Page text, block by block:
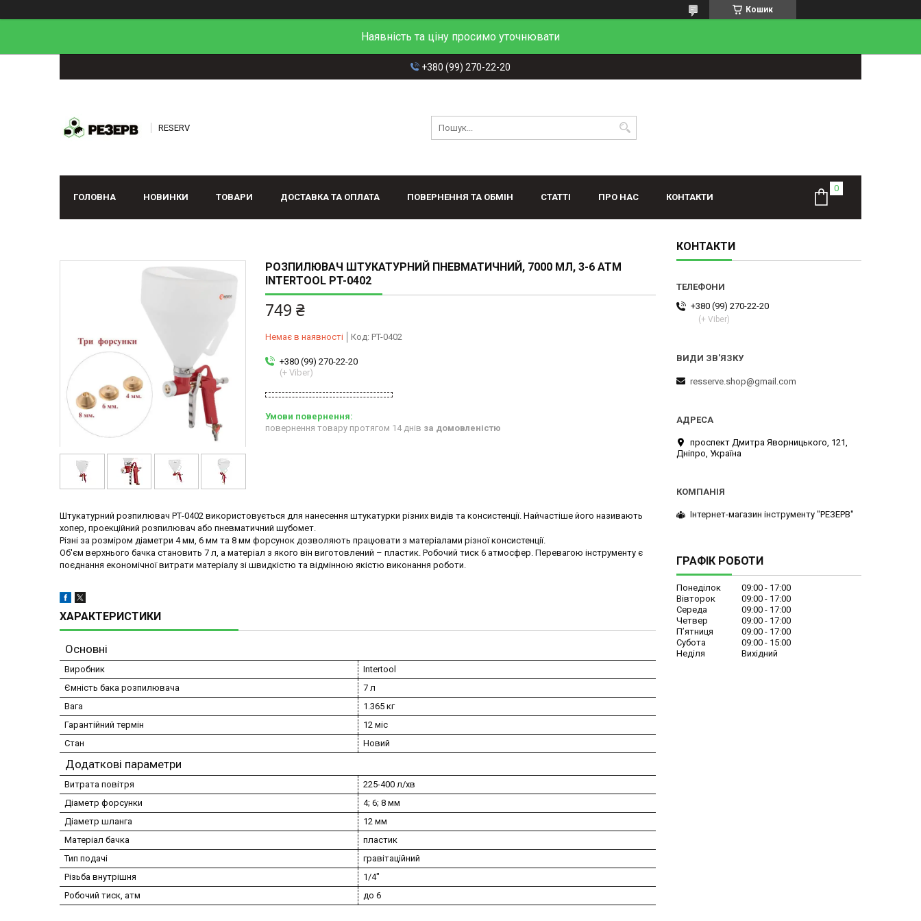
Кошик
Наявність та ціну просимо уточнювати
+380 (99) 270-22-20
RESERV
ГОЛОВНА НОВИНКИ ТОВАРИ ДОСТАВКА ТА ОПЛАТА ПОВЕРНЕННЯ ТА ОБМІН СТАТТІ ПРО НАС КОНТАКТИ
РОЗПИЛЮВАЧ ШТУКАТУРНИЙ ПНЕВМАТИЧНИЙ, 7000 МЛ, 3-6 АТМ
INTERTOOL PT-0402
749 ₴
Немає в наявності Код: PT-0402
+380 (99) 270-22-20
(+ Viber)
повернення товару протягом 14 днів за домовленістю
Штукатурний розпилювач РТ-0402 використовується для нанесення штукатурки різних видів та консистенції. Найчастіше його називають
хопер, проекційний розпилювач або пневматичний шубомет.
Різні за розміром діаметри 4 мм, 6 мм та 8 мм форсунок дозволяють працювати з матеріалами різної консистенції.
Об'єм верхнього бачка становить 7 л, а матеріал з якого він виготовлений – пластик. Робочий тиск 6 атмосфер. Перевагою інструменту є
поєднання економічної витрати матеріалу зі швидкістю та відмінною якістю виконання роботи.
ХАРАКТЕРИСТИКИ
Основні
Виробник
Intertool
Ємність бака розпилювача
7 л
Вага
1.365 кг
Гарантійний термін
12 міс
Стан
Новий
Додаткові параметри
Витрата повітря
225-400 л/хв
Діаметр форсунки
4; 6; 8 мм
Діаметр шланга
12 мм
Матеріал бачка
пластик
Тип подачі
гравітаційний
Різьба внутрішня
1/4"
Робочий тиск, атм
до 6
КОНТАКТИ
+380 (99) 270-22-20
(+ Viber)
resserve.shop@gmail.com
проспект Дмитра Яворницького, 121,
Дніпро, Україна
Інтернет-магазин інструменту "РЕЗЕРВ"
ГРАФІК РОБОТИ
Понеділок 09:00
17:00
Вівторок
09:00
17:00
Середа
09:00
17:00
Четвер
09:00
17:00
Пʼятниця
09:00
17:00
Субота
09:00
15:00
Неділя
Вихідний